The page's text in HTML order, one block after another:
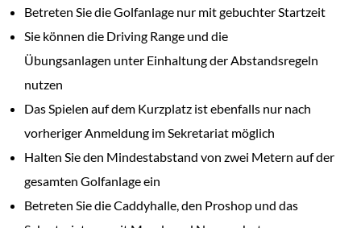
Betreten Sie die Golfanlage nur mit gebuchter Startzeit
Sie können die Driving Range und die
Übungsanlagen unter Einhaltung der Abstandsregeln
nutzen
Das Spielen auf dem Kurzplatz ist ebenfalls nur nach
vorheriger Anmeldung im Sekretariat möglich
Halten Sie den Mindestabstand von zwei Metern auf der
gesamten Golfanlage ein
Betreten Sie die Caddyhalle, den Proshop und das